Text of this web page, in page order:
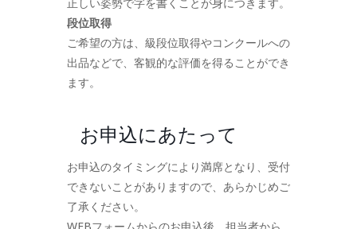
段位取得
ご希望の方は、級段位取得やコンクールへの
出品などで、客観的な評価を得ることができ
ます。
お申込にあたって
お申込のタイミングにより満席となり、受付
できないことがありますので、あらかじめご
了承ください。